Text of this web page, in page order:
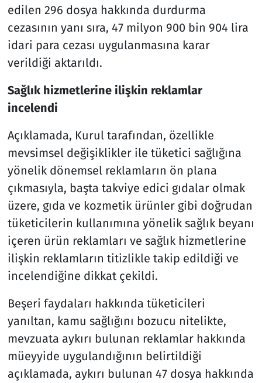
edilen 296 dosya hakkında durdurma
cezasının yanı sıra, 47 milyon 900 bin 904 lira
idari para cezası uygulanmasına karar
verildiği aktarıldı.
Sağlık hizmetlerine ilişkin reklamlar
incelendi
Açıklamada, Kurul tarafından, özellikle
mevsimsel değişiklikler ile tüketici sağlığına
yönelik dönemsel reklamların ön plana
çıkmasıyla, başta takviye edici gıdalar olmak
üzere, gıda ve kozmetik ürünler gibi doğrudan
tüketicilerin kullanımına yönelik sağlık beyanı
içeren ürün reklamları ve sağlık hizmetlerine
ilişkin reklamların titizlikle takip edildiği ve
incelendiğine dikkat çekildi.
Beşeri faydaları hakkında tüketicileri
yanıltan, kamu sağlığını bozucu nitelikte,
mevzuata aykırı bulunan reklamlar hakkında
müeyyide uygulandığının belirtildiği
açıklamada, aykırı bulunan 47 dosya hakkında